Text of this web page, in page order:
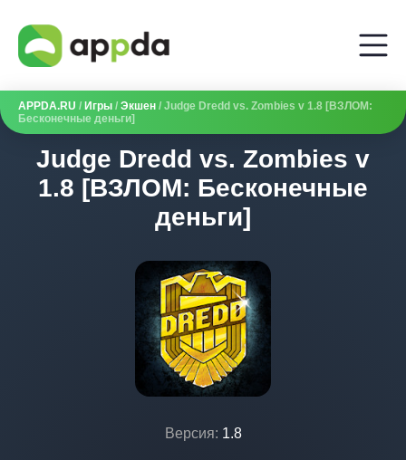
APPDA.RU / Игры / Экшен / Judge Dredd vs. Zombies v 1.8 [ВЗЛОМ:
Бесконечные деньги]
Judge Dredd vs. Zombies v
1.8 [ВЗЛОМ: Бесконечные
деньги]
Версия: 1.8